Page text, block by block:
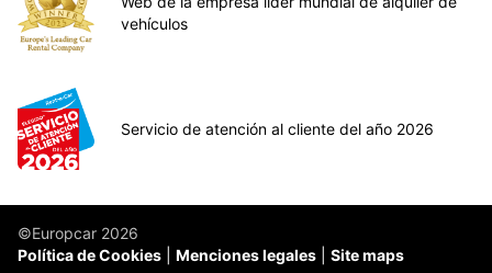
vehículos
Servicio de atención al cliente del año 2026
©Europcar 2026
Política de Cookies
Menciones legales Site maps